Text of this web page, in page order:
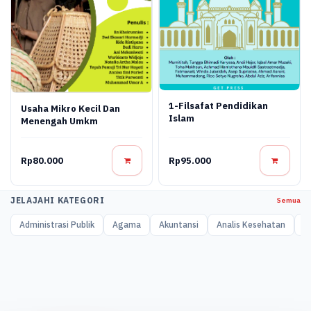
Usaha Mikro Kecil Dan
Menengah Umkm
Rp80.000
1-Filsafat Pendidikan
Islam
Rp95.000
JELAJAHI KATEGORI Semua
Administrasi Publik Agama Akuntansi Analis Kesehatan